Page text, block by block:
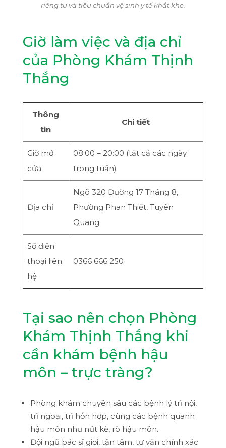
riêng tư và tiêu chuẩn vệ sinh y tế khắt khe.
Giờ làm việc và địa chỉ
của Phòng Khám Thịnh
Thắng
Thông
tin
Chi tiết
Giờ mở
cửa
08:00 – 20:00 (tất cả các ngày
trong tuần)
Địa chỉ
Ngõ 320 Đường 17 Tháng 8,
Phường Phan Thiết, Tuyên
Quang
Số điện
thoại liên
hệ
0366 666 250
Tại sao nên chọn Phòng
Khám Thịnh Thắng khi
cần khám bệnh hậu
môn – trực tràng?
Phòng khám chuyên sâu các bệnh lý trĩ nội,
trĩ ngoại, trĩ hỗn hợp, cùng các bệnh quanh
hậu môn như nứt kẽ, rò hậu môn.
Đội ngũ bác sĩ giỏi, tận tâm, tư vấn chính xác